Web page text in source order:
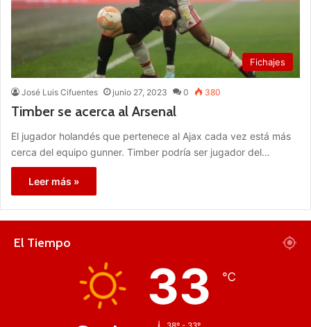
Fichajes
José Luis Cifuentes junio 27, 2023 0 380
Timber se acerca al Arsenal
El jugador holandés que pertenece al Ajax cada vez está más
cerca del equipo gunner. Timber podría ser jugador del…
Leer más »
El Tiempo
33 ℃